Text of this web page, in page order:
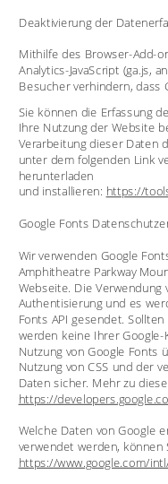
Deaktivierung der
Mithilfe des Browser-Add-
Analytics-JavaScript (ga.js,
Besucher verhindern, dass
Sie können die Erfassung
Ihre Nutzung der Website
Verarbeitung dieser Daten
unter dem folgenden Link
herunterladen
und installieren: https://
Google Fonts
Wir verwenden Google
Amphitheatre Parkway
Webseite. Die Verwendung
Authentisierung und es
Fonts API gesendet.
werden keine Ihrer
Nutzung von Google Fonts
Nutzung von CSS und der
Daten sicher. Mehr zu
https://
Welche Daten von Google
verwendet werden, können
https://www.google.com/